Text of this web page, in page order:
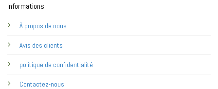
Informations
À propos de nous
Avis des clients
politique de confidentialité
Contactez-nous